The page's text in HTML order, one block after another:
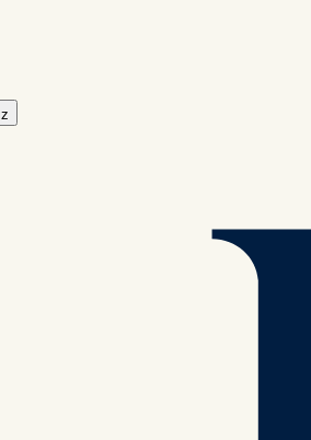
sadece 15 dakika
isterseniz sadece 20 dakika